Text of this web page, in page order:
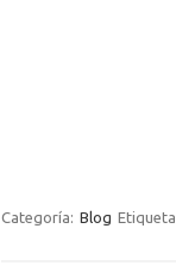
Categoría: Blog